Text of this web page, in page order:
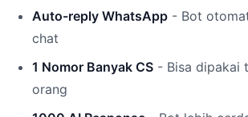
Auto-reply WhatsApp - Bot
chat
1 Nomor Banyak CS - Bisa dipakai
orang